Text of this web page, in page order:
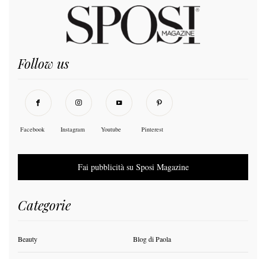
Follow us
Facebook Instagram Youtube Pinterest
Fai pubblicità su Sposi Magazine
Categorie
Beauty Blog di Paola